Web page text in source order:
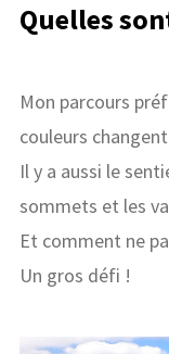
Quelles
Mon parcours
couleurs
Il y a aussi le
sommets et les
Et comment ne
Un gros défi !